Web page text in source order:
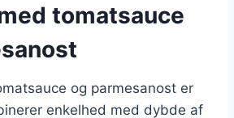
tomatsauce
og parmesanost er
enkelhed med dybde af